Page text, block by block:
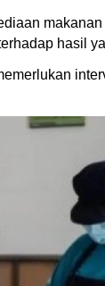
hasil